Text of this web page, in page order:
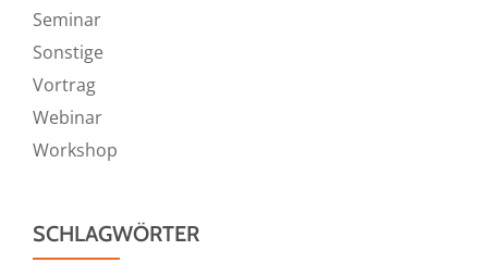
Seminar
Sonstige
Vortrag
Webinar
Workshop
SCHLAGWÖRTER